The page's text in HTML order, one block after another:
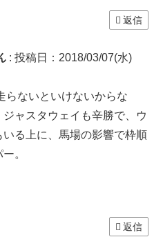
返信
: 投稿日：2018/03/07(水)
らないといけないからな
ャスタウェイも辛勝で、ウ
る上に、馬場の影響で枠順
。
返信